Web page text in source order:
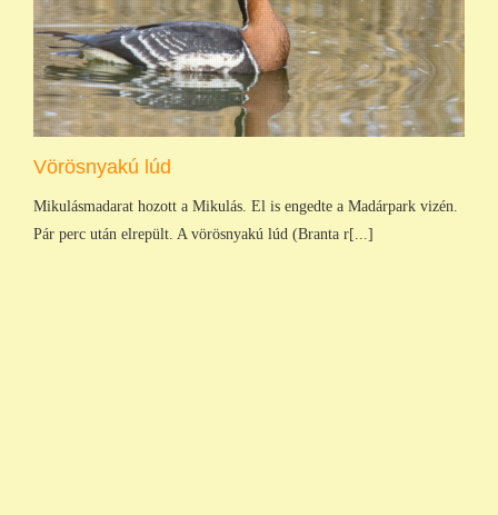
Vörösnyakú lúd
Mikulásmadarat hozott a Mikulás. El is engedte a Madárpark vizén.
Pár perc után elrepült. A vörösnyakú lúd (Branta r[...]